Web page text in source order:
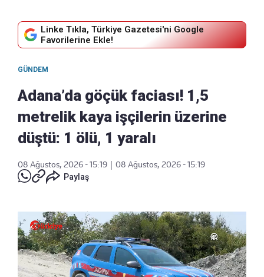
Linke Tıkla, Türkiye Gazetesi'ni Google
Favorilerine Ekle!
GÜNDEM
Adana’da göçük faciası! 1,5
metrelik kaya işçilerin üzerine
düştü: 1 ölü, 1 yaralı
08 Ağustos, 2026 - 15:19 | 08 Ağustos, 2026 - 15:19
Paylaş